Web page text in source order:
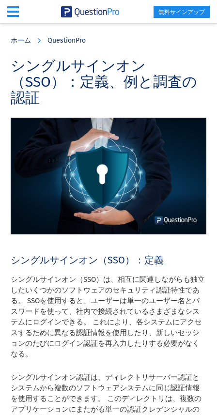
content
sidebar
無料サインアップ
ホーム QuestionPro
シングルサインオン
（SSO）：定義、例と調査の
認証
シングルサインオン（SSO）：定義
シングルサインオン（SSO）は、相互に関連しながらも独立
したいくつかのソフトウェアのセキュリティ認証特性であ
る。 SSOを使用すると、ユーザーは単一のユーザー名とパ
スワードを使って、社内で接続されているさまざまなシス
テムにログインできる。 これにより、各システムにアクセ
スするために異なる認証情報を使用したり、新しいセッシ
ョンのたびにログイン認証を再入力したりする必要がなく
なる。
シングルサインオン認証は、ディレクトリサーバー認証と
システムから複数のソフトウェアシステムに同じ認証情報
を使用することができます。 このディレクトリは、複数の
アプリケーションにまたがる単一の認証クレデンシャルの